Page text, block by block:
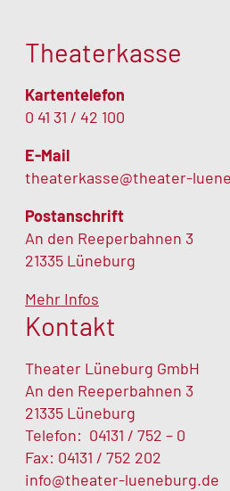
Theaterkasse
Kartentelefon
0 41 31 / 42 100
E-Mail
theaterkasse@theater-
Postanschrift
An den Reeperbahnen 3
21335 Lüneburg
Mehr Infos
Kontakt
Theater Lüneburg GmbH
An den Reeperbahnen 3
21335 Lüneburg
Telefon: 04131 / 752 – 0
Fax: 04131 / 752 202
info@theater-lueneburg.de